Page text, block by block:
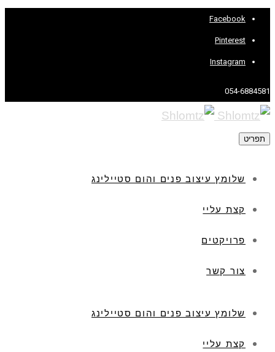
Facebook
Pinterest
Instagram
054-6884581
תפריט
שלומץ עיצוב פנים והום סטיילינג
קצת עליי
פרויקטים
צור קשר
שלומץ עיצוב פנים והום סטיילינג
קצת עליי